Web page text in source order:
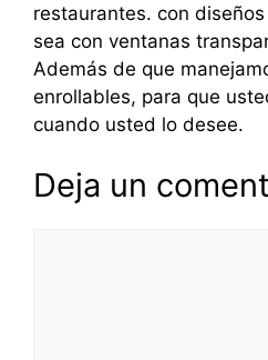
restaurantes. con
sea con ventanas
Además de que
enrollables, para que
cuando usted lo desee.
Deja un